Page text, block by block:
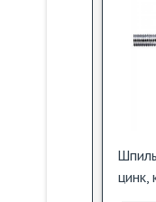
цинк,